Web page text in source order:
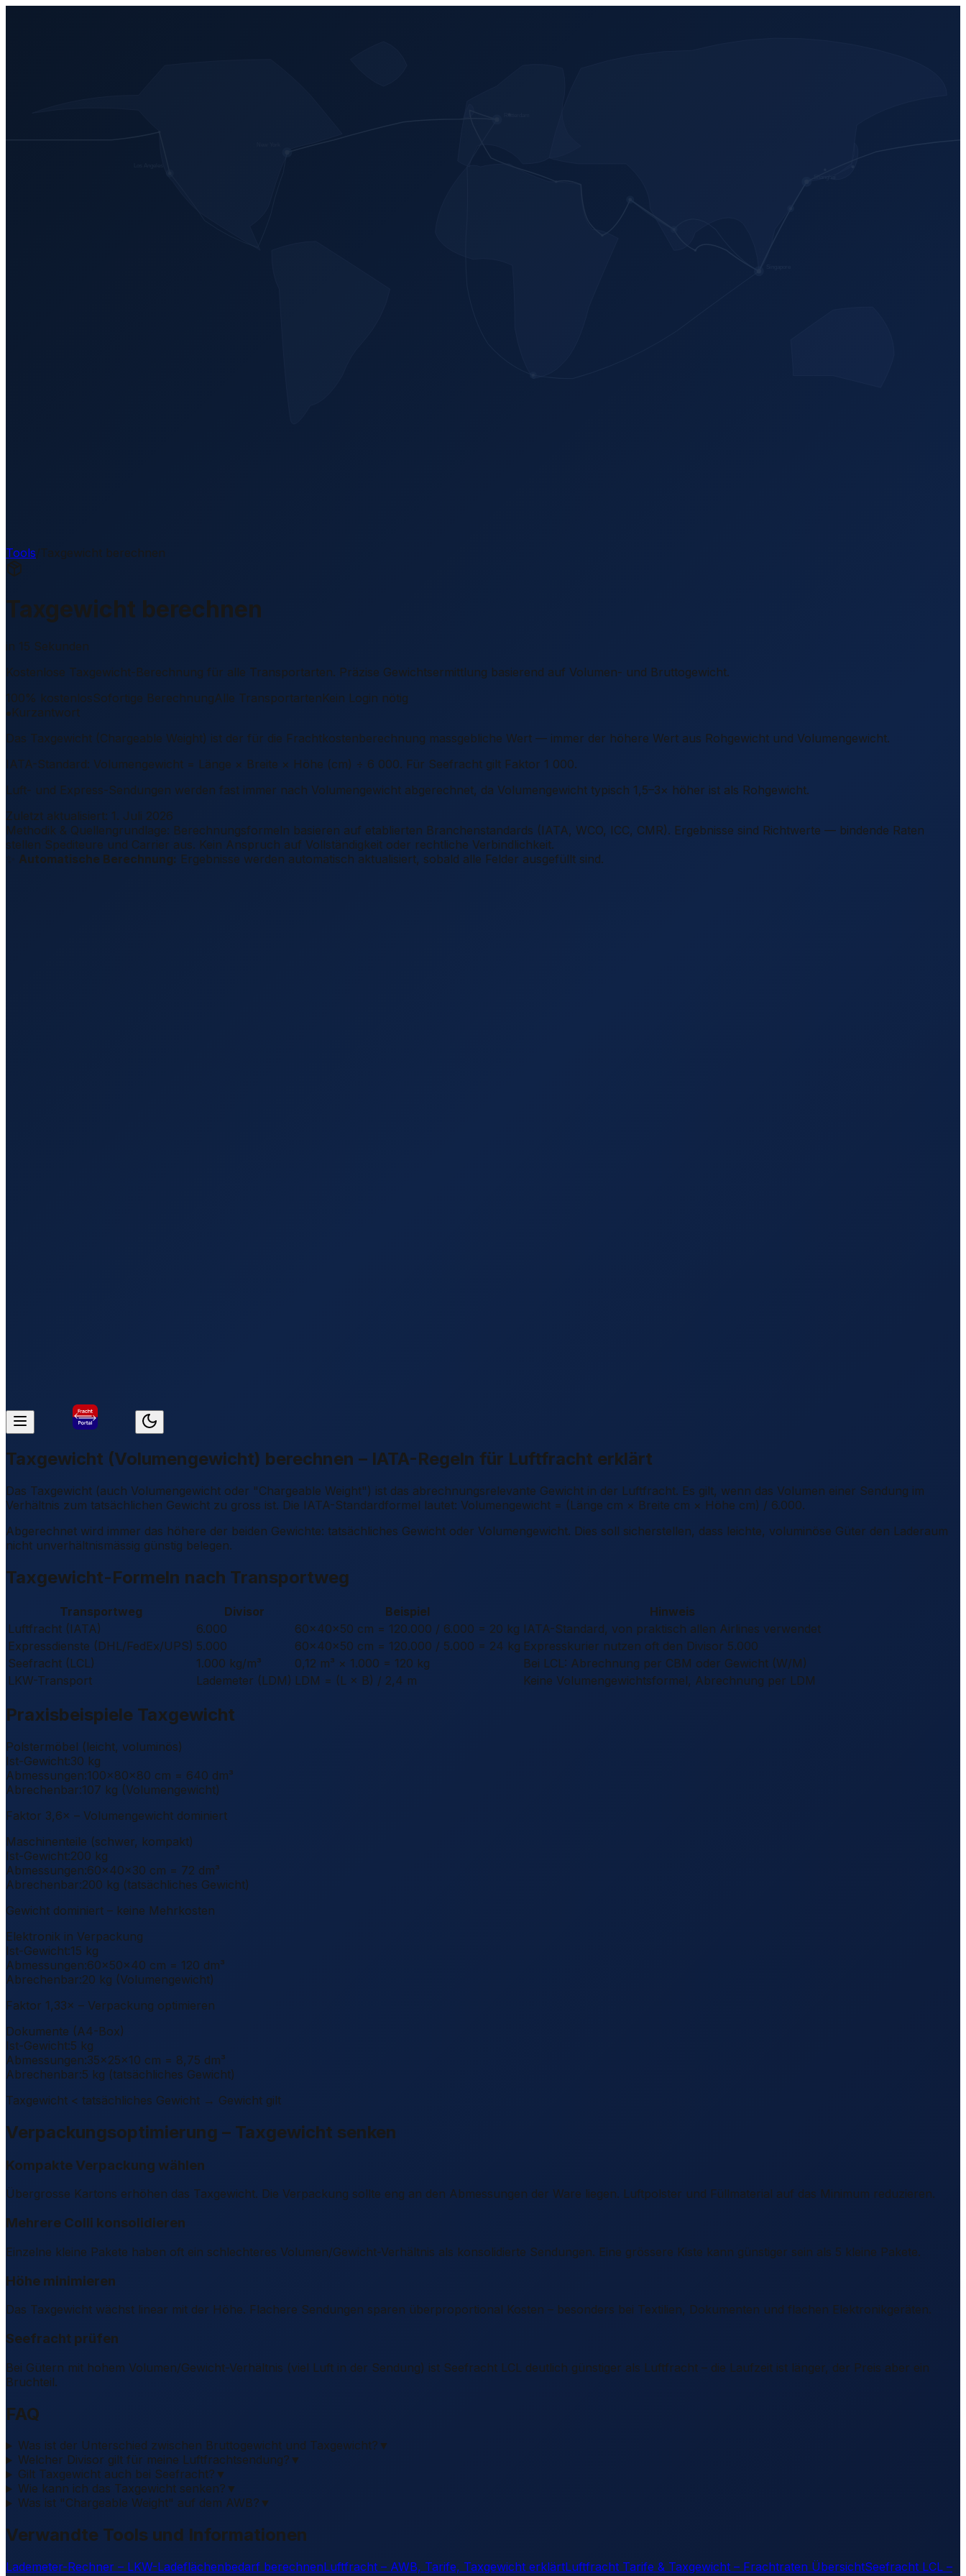
Tools/Taxgewicht berechnen
Taxgewicht berechnen
in 15 Sekunden
Kostenlose Taxgewicht-Berechnung für alle Transportarten. Präzise Gewichtsermittlung basierend auf Volumen- und Bruttogewicht.
100% kostenlosSofortige BerechnungAlle TransportartenKein Login nötig
Kurzantwort
Das Taxgewicht (Chargeable Weight) ist der für die Frachtkostenberechnung massgebliche Wert — immer der höhere Wert aus Rohgewicht und Volumengewicht.
IATA-Standard: Volumengewicht = Länge × Breite × Höhe (cm) ÷ 6 000. Für Seefracht gilt Faktor 1 000.
Luft- und Express-Sendungen werden fast immer nach Volumengewicht abgerechnet, da Volumengewicht typisch 1,5–3× höher ist als Rohgewicht.
Zuletzt aktualisiert: 1. Juli 2026
Methodik & Quellengrundlage: Berechnungsformeln basieren auf etablierten Branchenstandards (IATA, WCO, ICC, CMR). Ergebnisse sind Richtwerte — bindende Raten
stellen Spediteure und Carrier aus. Kein Anspruch auf Vollständigkeit oder rechtliche Verbindlichkeit.
Automatische Berechnung: Ergebnisse werden automatisch aktualisiert, sobald alle Felder ausgefüllt sind.
Taxgewicht (Volumengewicht) berechnen – IATA-Regeln für Luftfracht erklärt
Das Taxgewicht (auch Volumengewicht oder "Chargeable Weight") ist das abrechnungsrelevante Gewicht in der Luftfracht. Es gilt, wenn das Volumen einer Sendung im
Verhältnis zum tatsächlichen Gewicht zu gross ist. Die IATA-Standardformel lautet: Volumengewicht = (Länge cm × Breite cm × Höhe cm) / 6.000.
Abgerechnet wird immer das höhere der beiden Gewichte: tatsächliches Gewicht oder Volumengewicht. Dies soll sicherstellen, dass leichte, voluminöse Güter den Laderaum
nicht unverhältnismässig günstig belegen.
Taxgewicht-Formeln nach Transportweg
Transportweg Divisor Beispiel
Hinweis
Luftfracht (IATA)
6.000 60×40×50 cm = 120.000 / 6.000 = 20 kg IATA-Standard, von praktisch allen Airlines verwendet
Expressdienste (DHL/FedEx/UPS) 5.000 60×40×50 cm = 120.000 / 5.000 = 24 kg Expresskurier nutzen oft den Divisor 5.000
Seefracht (LCL)
1.000 kg/m³ 0,12 m³ × 1.000 = 120 kg
Bei LCL: Abrechnung per CBM oder Gewicht (W/M)
LKW-Transport
Lademeter (LDM) LDM = (L × B) / 2,4 m Keine Volumengewichtsformel, Abrechnung per LDM
Praxisbeispiele Taxgewicht
Polstermöbel (leicht, voluminös)
Ist-Gewicht:30 kg
Abmessungen:100×80×80 cm = 640 dm³
Abrechenbar:107 kg (Volumengewicht)
Faktor 3,6× – Volumengewicht dominiert
Maschinenteile (schwer, kompakt)
Ist-Gewicht:200 kg
Abmessungen:60×40×30 cm = 72 dm³
Abrechenbar:200 kg (tatsächliches Gewicht)
Gewicht dominiert – keine Mehrkosten
Elektronik in Verpackung
Ist-Gewicht:15 kg
Abmessungen:60×50×40 cm = 120 dm³
Abrechenbar:20 kg (Volumengewicht)
Faktor 1,33× – Verpackung optimieren
Dokumente (A4-Box)
Ist-Gewicht:5 kg
Abmessungen:35×25×10 cm = 8,75 dm³
Abrechenbar:5 kg (tatsächliches Gewicht)
Taxgewicht < tatsächliches Gewicht → Gewicht gilt
Verpackungsoptimierung – Taxgewicht senken
Kompakte Verpackung wählen
Übergrosse Kartons erhöhen das Taxgewicht. Die Verpackung sollte eng an den Abmessungen der Ware liegen. Luftpolster und Füllmaterial auf das Minimum reduzieren.
Mehrere Colli konsolidieren
Einzelne kleine Pakete haben oft ein schlechteres Volumen/Gewicht-Verhältnis als konsolidierte Sendungen. Eine grössere Kiste kann günstiger sein als 5 kleine Pakete.
Höhe minimieren
Das Taxgewicht wächst linear mit der Höhe. Flachere Sendungen sparen überproportional Kosten – besonders bei Textilien, Dokumenten und flachen Elektronikgeräten.
Seefracht prüfen
Bei Gütern mit hohem Volumen/Gewicht-Verhältnis (viel Luft in der Sendung) ist Seefracht LCL deutlich günstiger als Luftfracht – die Laufzeit ist länger, der Preis aber ein
Bruchteil.
FAQ
Was ist der Unterschied zwischen Bruttogewicht und Taxgewicht? ▼
Welcher Divisor gilt für meine Luftfrachtsendung? ▼
Gilt Taxgewicht auch bei Seefracht? ▼
Wie kann ich das Taxgewicht senken? ▼
Was ist "Chargeable Weight" auf dem AWB? ▼
Verwandte Tools und Informationen
Lademeter-Rechner – LKW-Ladeflächenbedarf berechnenLuftfracht – AWB, Tarife, Taxgewicht erklärtLuftfracht Tarife & Taxgewicht – Frachtraten ÜbersichtSeefracht LCL –